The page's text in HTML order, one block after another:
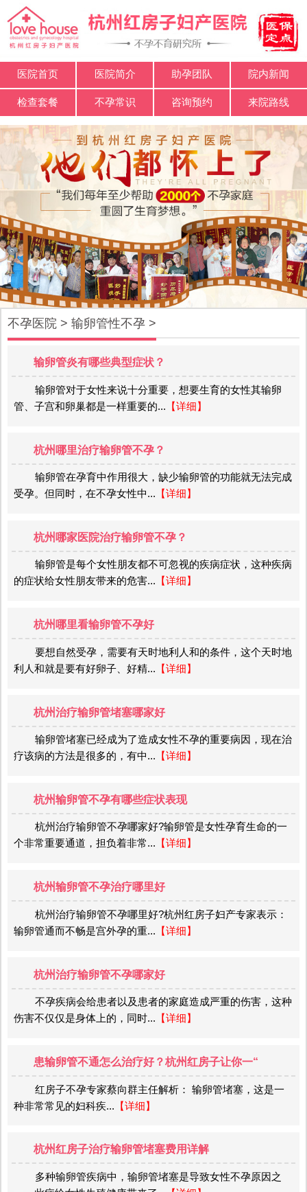
医院首页 医院简介 助孕团队 院内新闻
检查套餐 不孕常识 咨询预约 来院路线
不孕医院 > 输卵管性不孕>
输卵管炎有哪些典型症状？
输卵管对于女性来说十分重要，想要生育的女性其输卵
管、子宫和卵巢都是一样重要的... 【详细】
杭州哪里治疗输卵管不孕？
输卵管在孕育中作用很大，缺少输卵管的功能就无法完成
受孕。但同时，在不孕女性中... 【详细】
杭州哪家医院治疗输卵管不孕？
输卵管是每个女性朋友都不可忽视的疾病症状，这种疾病
的症状给女性朋友带来的危害... 【详细】
杭州哪里看输卵管不孕好
要想自然受孕，需要有天时地利人和的条件，这个天时地
利人和就是要有好卵子、好精... 【详细】
杭州治疗输卵管堵塞哪家好
输卵管堵塞已经成为了造成女性不孕的重要病因，现在治
疗该病的方法是很多的，有中... 【详细】
杭州输卵管不孕有哪些症状表现
杭州治疗输卵管不孕哪家好?输卵管是女性孕育生命的一
个非常重要通道，担负着非常... 【详细】
杭州输卵管不孕治疗哪里好
杭州治疗输卵管不孕哪里好?杭州红房子妇产专家表示：
输卵管通而不畅是宫外孕的重... 【详细】
杭州治疗输卵管不孕哪家好
不孕疾病会给患者以及患者的家庭造成严重的伤害，这种
伤害不仅仅是身体上的，同时... 【详细】
患输卵管不通怎么治疗好？杭州红房子让你一“
红房子不孕专家蔡向群主任解析： 输卵管堵塞，这是一
种非常常见的妇科疾... 【详细】
杭州红房子治疗输卵管堵塞费用详解
多种输卵管疾病中，输卵管堵塞是导致女性不孕原因之